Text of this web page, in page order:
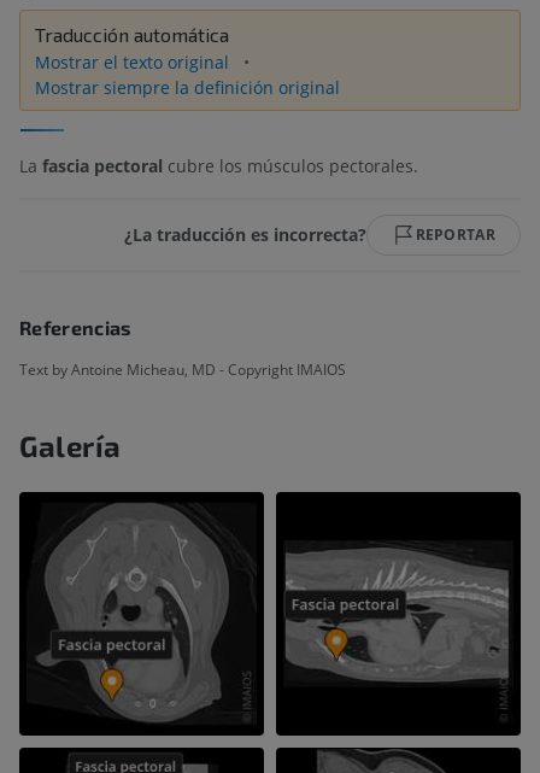
Traducción automática
Mostrar el texto original
Mostrar siempre la definición original
La fascia pectoral cubre los músculos pectorales.
¿La traducción es incorrecta? REPORTAR
Referencias
Text by Antoine Micheau, MD - Copyright IMAIOS
Galería